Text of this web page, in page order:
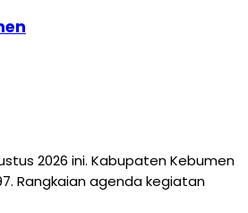
2026 ini. Kabupaten Kebumen
Rangkaian agenda kegiatan